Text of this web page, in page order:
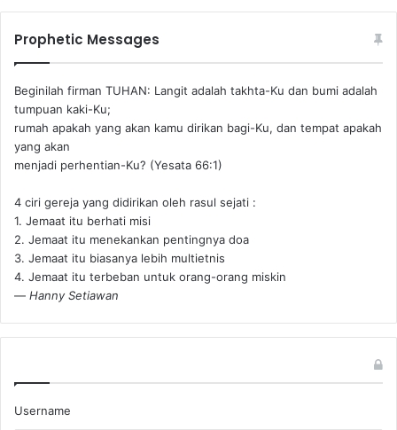
Prophetic Messages
Beginilah firman TUHAN: Langit adalah takhta-Ku dan bumi adalah
tumpuan kaki-Ku;
rumah apakah yang akan kamu dirikan bagi-Ku, dan tempat apakah
yang akan
menjadi perhentian-Ku? (Yesata 66:1) ‪
4 ciri gereja yang didirikan oleh rasul sejati :
1. Jemaat itu berhati misi
2. Jemaat itu menekankan pentingnya doa
3. Jemaat itu biasanya lebih multietnis
4. Jemaat itu terbeban untuk orang-orang miskin
— Hanny Setiawan
Username